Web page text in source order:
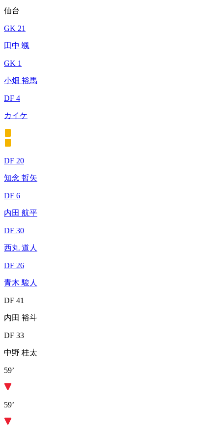
仙台
GK 21
田中 颯
GK 1
小畑 裕馬
DF 4
カイケ
DF 20
知念 哲矢
DF 6
内田 航平
DF 30
西丸 道人
DF 26
青木 駿人
DF 41
内田 裕斗
DF 33
中野 桂太
59’
59’